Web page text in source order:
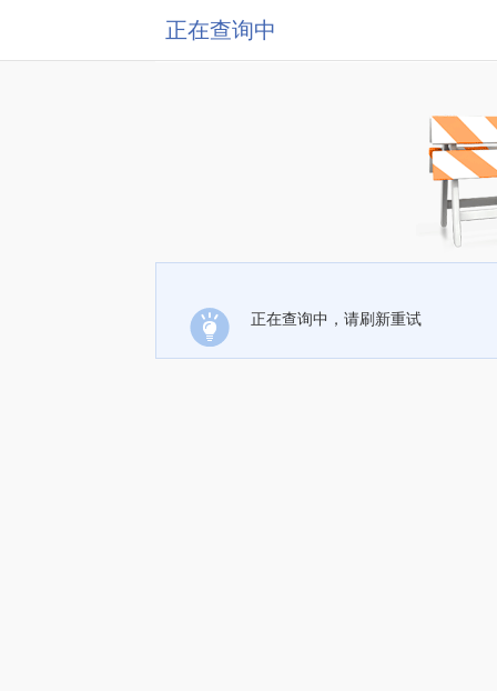
正在查询中
正在查询中，请刷新重试